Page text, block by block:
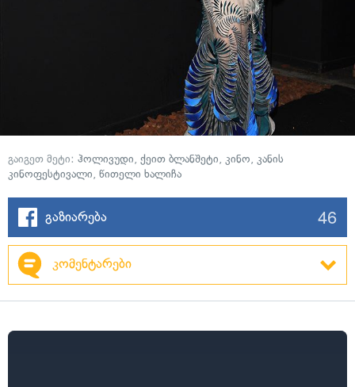
გაიგეთ მეტი: ჰოლივუდი, ქეით ბლანშეტი, კინო, კანის
კინოფესტივალი, წითელი ხალიჩა
გაზიარება 46
კომენტარები